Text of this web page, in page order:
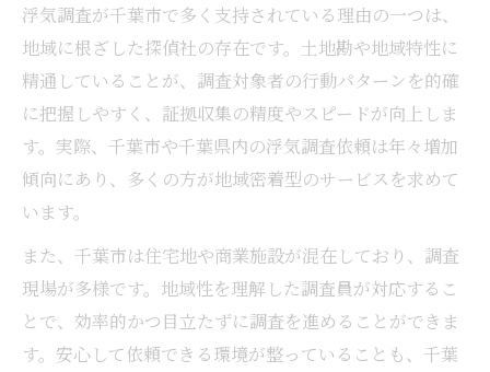
安心して任せられる浮気調査の選び方
信頼できる浮気調査会社の特徴まとめ表
口コミや実績から見る浮気調査の選び方
千葉市で安心して依頼できる理由
浮気調査の比較ポイントを解説
千葉県で浮気調査を検討する際の心得とは
千葉県で浮気調査を考える際の注意点
浮気調査の違法性と注意すべき点一覧
千葉県内での浮気調査の流れを紹介
浮気調査が千葉市で多く支持されている理由の一つは、
地域に根ざした探偵社の存在です。土地勘や地域特性に
精通していることが、調査対象者の行動パターンを的確
に把握しやすく、証拠収集の精度やスピードが向上しま
す。実際、千葉市や千葉県内の浮気調査依頼は年々増加
傾向にあり、多くの方が地域密着型のサービスを求めて
います。
また、千葉市は住宅地や商業施設が混在しており、調査
現場が多様です。地域性を理解した調査員が対応するこ
とで、効率的かつ目立たずに調査を進めることができま
す。安心して依頼できる環境が整っていることも、千葉